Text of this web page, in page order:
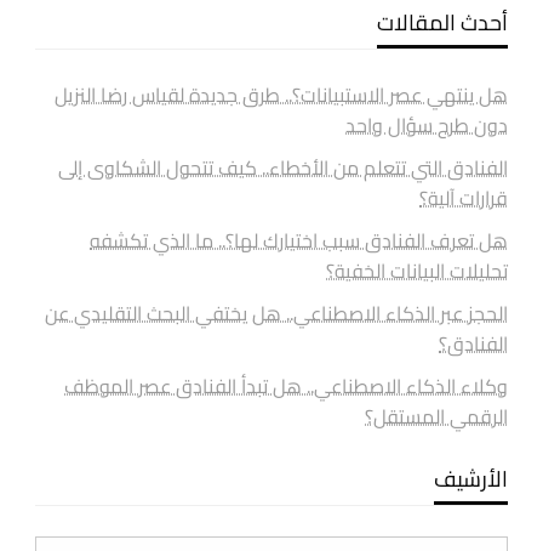
أحدث المقالات
هل ينتهي عصر الاستبيانات؟.. طرق جديدة لقياس رضا النزيل
دون طرح سؤال واحد
الفنادق التي تتعلم من الأخطاء.. كيف تتحول الشكاوى إلى
قرارات آلية؟
هل تعرف الفنادق سبب اختيارك لها؟.. ما الذي تكشفه
تحليلات البيانات الخفية؟
الحجز عبر الذكاء الاصطناعي.. هل يختفي البحث التقليدي عن
الفنادق؟
وكلاء الذكاء الاصطناعي.. هل تبدأ الفنادق عصر الموظف
الرقمي المستقل؟
الأرشيف